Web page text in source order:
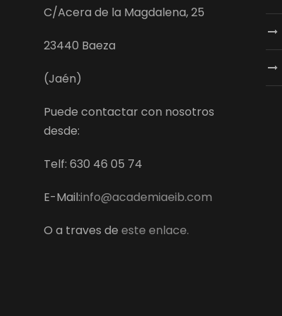
C/Acera de la Magdalena, 25
23440 Baeza
(Jaén)
Puede contactar con nosotros
desde:
Telf: 630 46 05 74
E-Mail:info@academiaeib.com
O a traves de este enlace.